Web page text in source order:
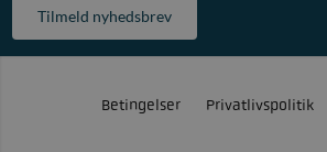
Tilmeld nyhedsbrev
Betingelser Privatlivspolitik